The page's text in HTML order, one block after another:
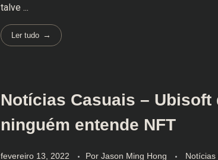
talve ...
Ler tudo
Notícias Casuais – Ubisoft
ninguém entende NFT
fevereiro 13, 2022 Por Jason Ming Hong Notícias